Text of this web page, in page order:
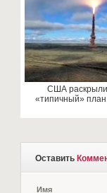
США раскрыли
«типичный» план
Оставить
Имя